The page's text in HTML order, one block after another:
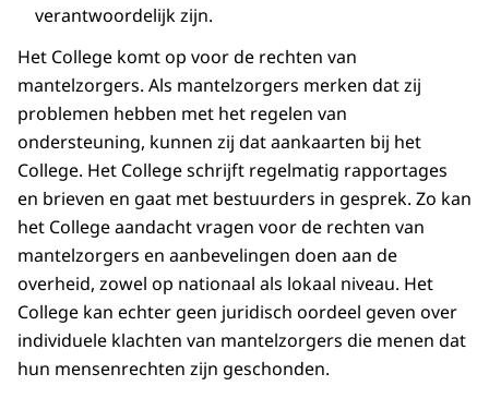
verantwoordelijk zijn.
Het College komt op voor de rechten van
mantelzorgers. Als mantelzorgers merken dat zij
problemen hebben met het regelen van
ondersteuning, kunnen zij dat aankaarten bij het
College. Het College schrijft regelmatig rapportages
en brieven en gaat met bestuurders in gesprek. Zo kan
het College aandacht vragen voor de rechten van
mantelzorgers en aanbevelingen doen aan de
overheid, zowel op nationaal als lokaal niveau. Het
College kan echter geen juridisch oordeel geven over
individuele klachten van mantelzorgers die menen dat
hun mensenrechten zijn geschonden.